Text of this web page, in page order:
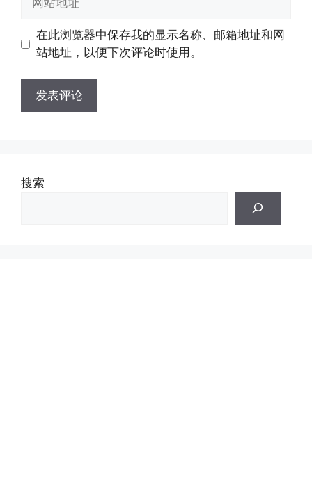
址
址
在此浏览器中保存我的显示名称、邮箱地址和网
站地址，以便下次评论时使用。
搜索